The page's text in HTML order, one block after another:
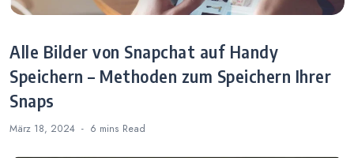
Alle Bilder von Snapchat auf Handy
Speichern – Methoden zum Speichern Ihrer
Snaps
März 18, 2024 6 mins Read